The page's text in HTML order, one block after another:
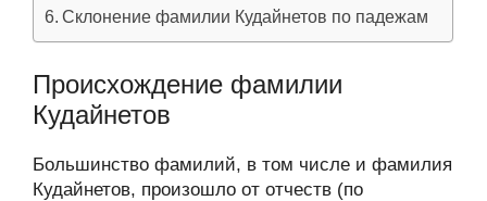
Склонение фамилии Кудайнетов по падежам
Происхождение фамилии
Кудайнетов
Большинство фамилий, в том числе и фамилия
Кудайнетов, произошло от отчеств (по